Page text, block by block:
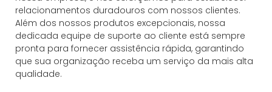
relacionamentos duradouros com nossos clientes.
Além dos nossos produtos excepcionais, nossa
dedicada equipe de suporte ao cliente está sempre
pronta para fornecer assistência rápida, garantindo
que sua organização receba um serviço da mais alta
qualidade.